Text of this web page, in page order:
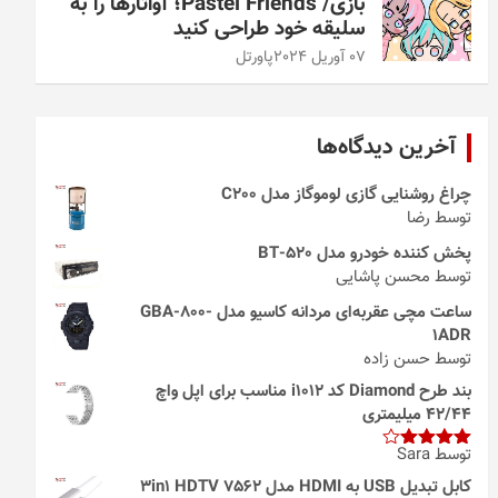
سلیقه خود طراحی کنید
07 آوریل 2024 پاورتل
آخرین دیدگاه‌ها
چراغ روشنایی گازی لوموگاز مدل C200
توسط رضا
پخش کننده خودرو مدل 520-BT
توسط محسن پاشایی
ساعت مچی عقربه‌ای مردانه کاسیو مدل GBA-800-
1ADR
توسط حسن زاده
بند طرح Diamond کد i1012 مناسب برای اپل واچ
42/44 میلیمتری
امتیاز4
از 5
توسط Sara
کابل تبدیل USB به HDMI مدل 3in1 HDTV 7562